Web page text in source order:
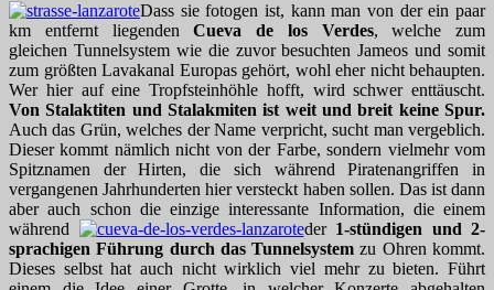
Dass sie fotogen ist, kann man von der ein paar
km entfernt liegendenCueva de los Verdes, welche zum
gleichen Tunnelsystem wie die zuvor besuchten Jameos und somit
zum größten Lavakanal Europas gehört, wohl eher nicht behaupten.
Wer hier auf eine Tropfsteinhöhle hofft, wird schwer enttäuscht.
Von Stalaktiten und Stalakmiten ist weit und breit keine Spur.
Auch das Grün, welches der Name verpricht, sucht man vergeblich.
Dieser kommt nämlich nicht von der Farbe, sondern vielmehr vom
Spitznamen der Hirten, die sich während Piratenangriffen in
vergangenen Jahrhunderten hier versteckt haben sollen. Das ist dann
aber auch schon die einzige interessante Information, die einem
während
der 1-stündigen und 2-
sprachigen Führung durch das Tunnelsystem zu Ohren kommt.
Dieses selbst hat auch nicht wirklich viel mehr zu bieten. Führt